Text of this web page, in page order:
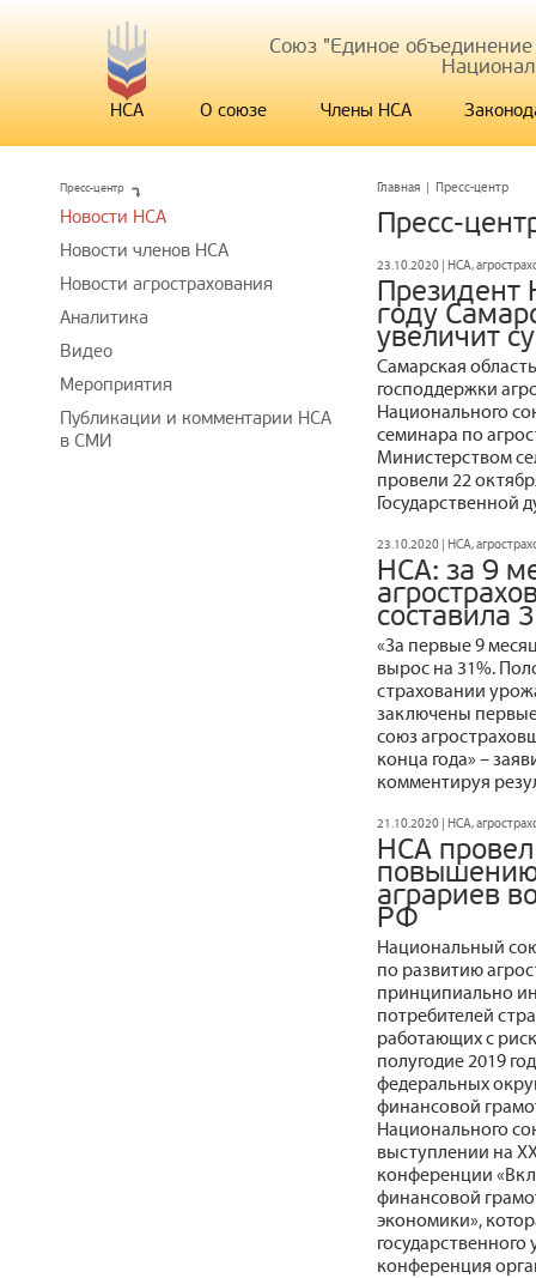
Союз "Единое
НСА О союзе Члены НСА
Главная | Пресс-центр
Пресс-
23.10.2020 | НСА,
Президент
году
увеличит
Самарская
господдержки
Национального
семинара по
Министерством
провели 22
Государственной
23.10.2020 | НСА,
НСА: за 9
составила
«За первые 9
вырос на 31%.
страховании
заключены
союз
конца года» –
комментируя
21.10.2020 | НСА,
НСА
повышению
аграриев
РФ
Национальный
по развитию
принципиально
потребителей
работающих с
полугодие 2019
федеральных
финансовой
Национального
выступлении на
конференции
финансовой
экономики»,
конференция
Пресс-центр
Новости НСА
Новости членов НСА
Новости агрострахования
Аналитика
Видео
Мероприятия
Публикации и комментарии НСА
в СМИ